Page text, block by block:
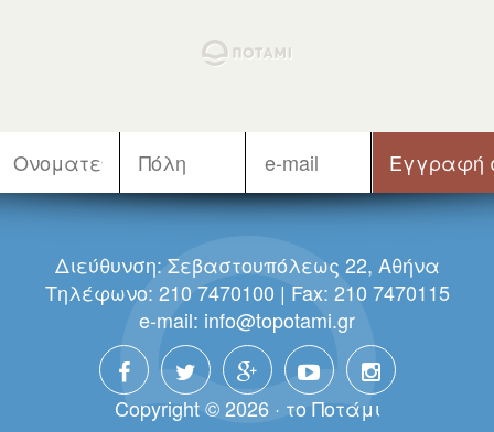
Διεύθυνση: Σεβαστουπόλεως 22, Αθήνα
Τηλέφωνο: 210 7470100 | Fax: 210 7470115
e-mail: info@topotami.gr
Copyright © 2026 · τo Πoτάμι